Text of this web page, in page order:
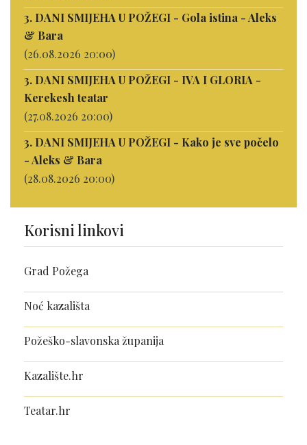
3. DANI SMIJEHA U POŽEGI - Gola istina - Aleks
& Bara
(26.08.2026 20:00)
3. DANI SMIJEHA U POŽEGI - IVA I GLORIA -
Kerekesh teatar
(27.08.2026 20:00)
3. DANI SMIJEHA U POŽEGI - Kako je sve počelo
- Aleks & Bara
(28.08.2026 20:00)
Korisni linkovi
Grad Požega
Noć kazališta
Požeško-slavonska županija
Kazalište.hr
Teatar.hr